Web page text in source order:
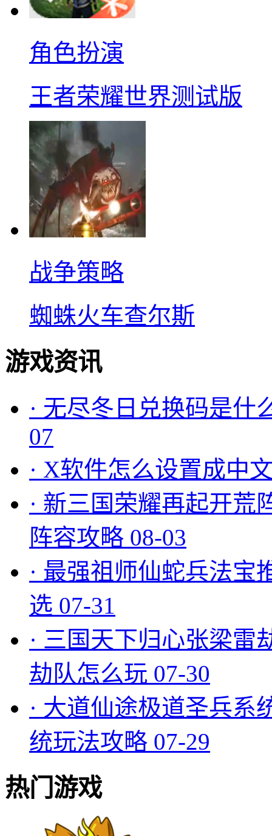
角色扮演
王者荣耀世界测试版
战争策略
蜘蛛火车查尔斯
游戏资讯
· 无尽冬日兑换码是什
07
· X软件怎么设置成中
· 新三国荣耀再起开荒
阵容攻略 08-03
· 最强祖师仙蛇兵法宝
选 07-31
· 三国天下归心张梁雷
劫队怎么玩 07-30
· 大道仙途极道圣兵系
统玩法攻略 07-29
热门游戏